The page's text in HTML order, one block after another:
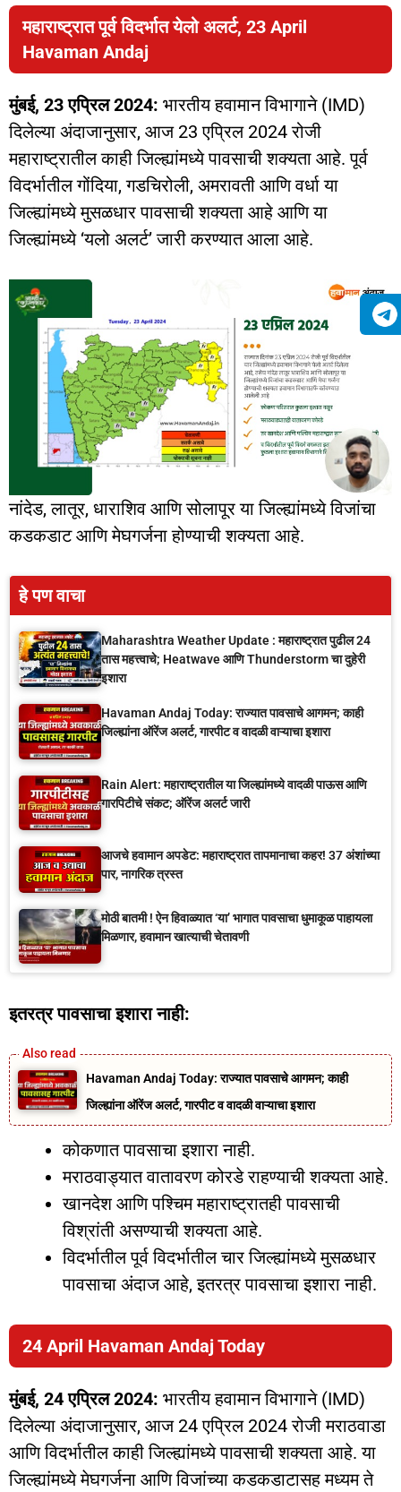
महाराष्ट्रात पूर्व विदर्भात येलो अलर्ट, 23 April
Havaman Andaj
मुंबई, 23 एप्रिल 2024: भारतीय हवामान विभागाने (IMD)
दिलेल्या अंदाजानुसार, आज 23 एप्रिल 2024 रोजी
महाराष्ट्रातील काही जिल्ह्यांमध्ये पावसाची शक्यता आहे. पूर्व
विदर्भातील गोंदिया, गडचिरोली, अमरावती आणि वर्धा या
जिल्ह्यांमध्ये मुसळधार पावसाची शक्यता आहे आणि या
जिल्ह्यांमध्ये ‘यलो अलर्ट’ जारी करण्यात आला आहे.
नांदेड, लातूर, धाराशिव आणि सोलापूर या जिल्ह्यांमध्ये विजांचा
कडकडाट आणि मेघगर्जना होण्याची शक्यता आहे.
हे पण वाचा
Maharashtra Weather Update : महाराष्ट्रात पुढील 24
तास महत्त्वाचे; Heatwave आणि Thunderstorm चा दुहेरी
इशारा
Havaman Andaj Today: राज्यात पावसाचे आगमन; काही
जिल्ह्यांना ऑरेंज अलर्ट, गारपीट व वादळी वाऱ्याचा इशारा
Rain Alert: महाराष्ट्रातील या जिल्ह्यांमध्ये वादळी पाऊस आणि
गारपिटीचे संकट; ऑरेंज अलर्ट जारी
आजचे हवामान अपडेट: महाराष्ट्रात तापमानाचा कहर! 37 अंशांच्या
पार, नागरिक त्रस्त
मोठी बातमी ! ऐन हिवाळ्यात ‘या’ भागात पावसाचा धुमाकूळ पाहायला
मिळणार, हवामान खात्याची चेतावणी
इतरत्र पावसाचा इशारा नाही:
Havaman Andaj Today: राज्यात पावसाचे आगमन; काही
जिल्ह्यांना ऑरेंज अलर्ट, गारपीट व वादळी वाऱ्याचा इशारा
कोकणात पावसाचा इशारा नाही.
मराठवाड्यात वातावरण कोरडे राहण्याची शक्यता आहे.
खानदेश आणि पश्चिम महाराष्ट्रातही पावसाची
विश्रांती असण्याची शक्यता आहे.
विदर्भातील पूर्व विदर्भातील चार जिल्ह्यांमध्ये मुसळधार
पावसाचा अंदाज आहे, इतरत्र पावसाचा इशारा नाही.
24 April Havaman Andaj Today
मुंबई, 24 एप्रिल 2024: भारतीय हवामान विभागाने (IMD)
दिलेल्या अंदाजानुसार, आज 24 एप्रिल 2024 रोजी मराठवाडा
आणि विदर्भातील काही जिल्ह्यांमध्ये पावसाची शक्यता आहे. या
जिल्ह्यांमध्ये मेघगर्जना आणि विजांच्या कडकडाटासह मध्यम ते